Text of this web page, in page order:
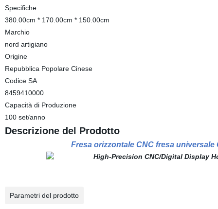
Specifiche
380.00cm * 170.00cm * 150.00cm
Marchio
nord artigiano
Origine
Repubblica Popolare Cinese
Codice SA
8459410000
Capacità di Produzione
100 set/anno
Descrizione del Prodotto
Fresa orizzontale CNC fresa
Parametri del prodotto